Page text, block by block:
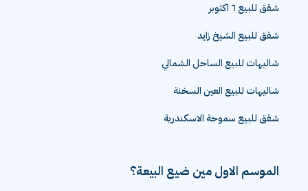
شقق للبيع ٦ اكتوبر
شقق للبيع الشيخ زايد
شاليهات للبيع الساحل الشمالي
شاليهات للبيع العين السخنة
شقق للبيع سموحة الاسكندرية
الموسم الاول مين ضيع البيعة؟